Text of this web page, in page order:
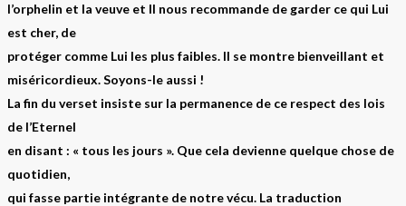
l’orphelin et la veuve et Il nous recommande de garder ce qui Lui
est cher, de
protéger comme Lui les plus faibles. Il se montre bienveillant et
miséricordieux. Soyons-le aussi !
La fin du verset insiste sur la permanence de ce respect des lois
de l’Eternel
en disant : « tous les jours ». Que cela devienne quelque chose de
quotidien,
qui fasse partie intégrante de notre vécu. La traduction